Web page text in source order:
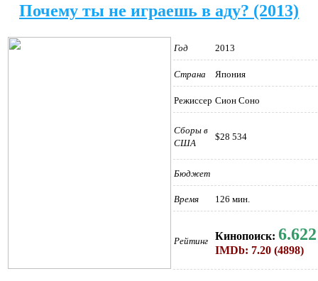
Почему ты не играешь в аду? (2013)
Год 2013
Страна Япония
Режиссер Сион Соно
Сборы в
США
$28 534
Бюджет
Время 126 мин.
Рейтинг Кинопоиск: 6.622
IMDb: 7.20 (4898)